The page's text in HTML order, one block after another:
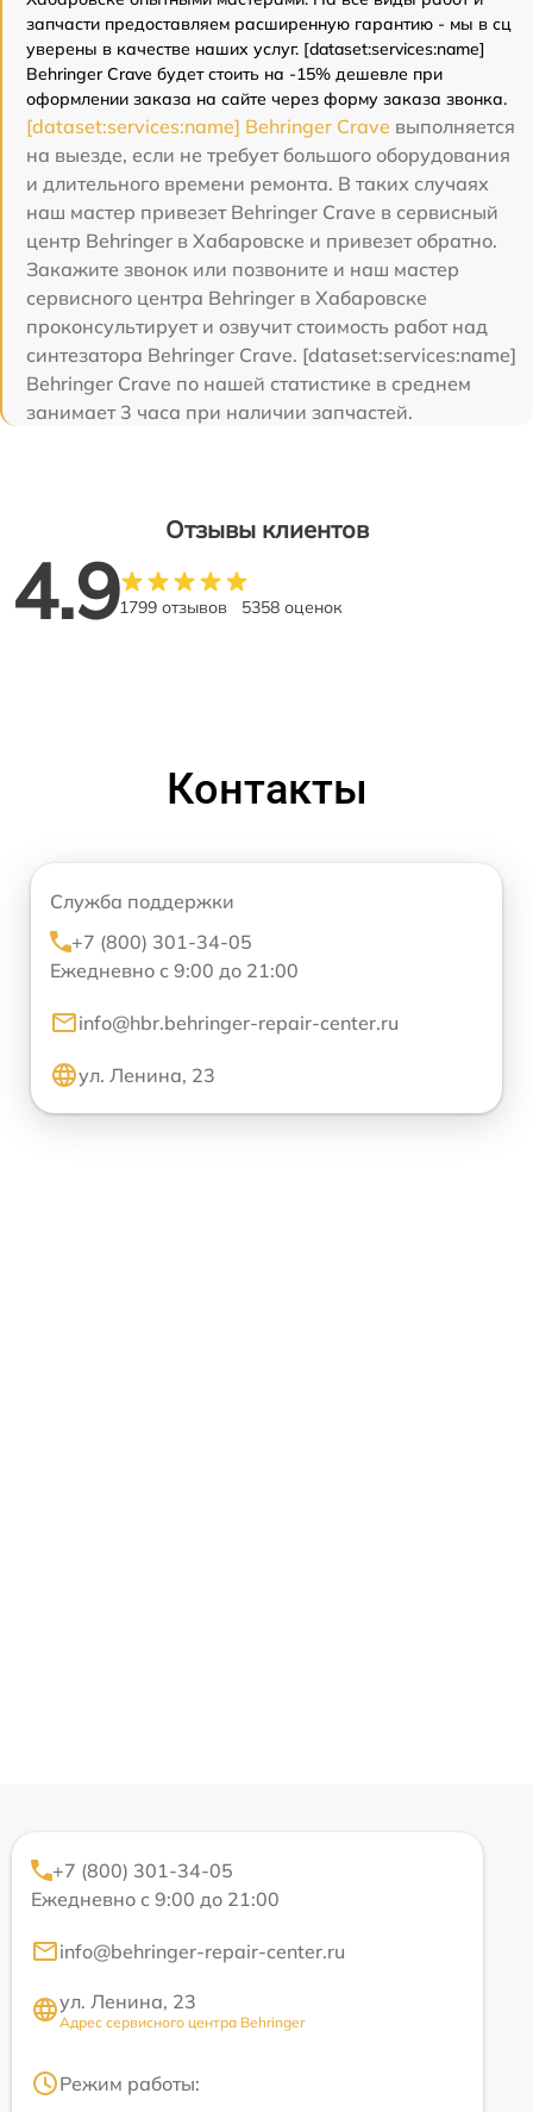
запчасти предоставляем расширенную гарантию - мы в сц
уверены в качестве наших услуг. [dataset:services:name]
Behringer Crave будет стоить на -15% дешевле при
оформлении заказа на сайте через форму заказа звонка.
[dataset:services:name] Behringer Crave выполняется
на выезде, если не требует большого оборудования
и длительного времени ремонта. В таких случаях
наш мастер привезет Behringer Crave в сервисный
центр Behringer в Хабаровске и привезет обратно.
Закажите звонок или позвоните и наш мастер
сервисного центра Behringer в Хабаровске
проконсультирует и озвучит стоимость работ над
синтезатора Behringer Crave. [dataset:services:name]
Behringer Crave по нашей статистике в среднем
занимает 3 часа при наличии запчастей.
Отзывы клиентов
4.91799 отзывов 5358 оценок
Контакты
Служба поддержки
+7 (800) 301-34-05
Ежедневно с 9:00 до 21:00
info@hbr.behringer-repair-center.ru
ул. Ленина, 23
+7 (800) 301-34-05
Ежедневно с 9:00 до 21:00
info@behringer-repair-center.ru
ул. Ленина, 23
Адрес сервисного центра Behringer
Режим работы: